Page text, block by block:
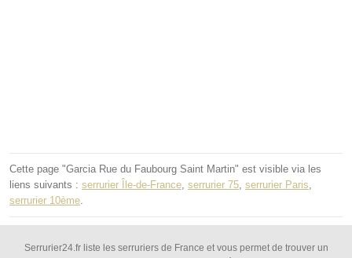
Cette page "Garcia Rue du Faubourg Saint Martin" est visible via les
liens suivants : serrurier Île-de-France, serrurier 75, serrurier Paris,
serrurier 10ème.
Serrurier24.fr liste les serruriers de France et vous permet de trouver un